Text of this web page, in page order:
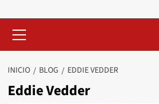
primario
INICIO BLOG EDDIE VEDDER
Eddie Vedder